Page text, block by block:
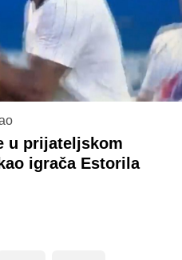
u prijateljskom
igrača Estorila